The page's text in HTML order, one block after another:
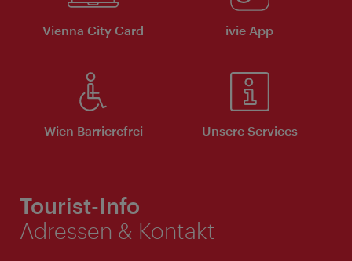
Vienna City Card ivie App
Wien Barrierefrei Unsere Services
Tourist-Info
Adressen & Kontakt